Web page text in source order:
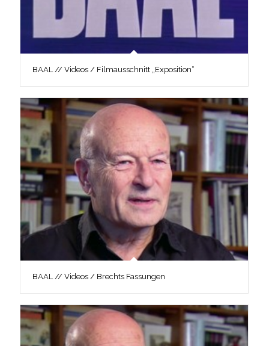
BAAL // Videos / Filmausschnitt „Exposition“
BAAL // Videos / Brechts Fassungen